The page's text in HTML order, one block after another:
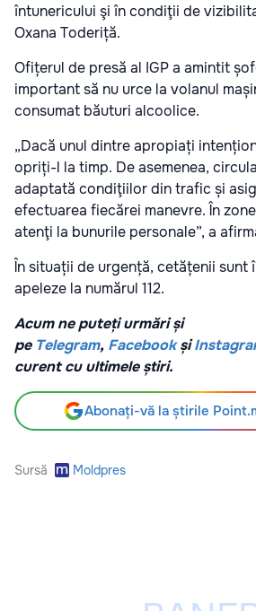
întunericului şi în condiţii de
Oxana Toderiță.
Ofițerul de presă al IGP a amintit
important să nu urce la volanul
consumat băuturi alcoolice.
„Dacă unul dintre apropiați
opriți-l la timp. De asemenea,
adaptată condiţiilor din trafic și
efectuarea fiecărei manevre. În
atenţi la bunurile personale”, a
În situații de urgență, cetățenii sunt
apeleze la numărul 112.
Acum ne puteți urmări și
pe Telegram, Facebook și
curent cu ultimele știri.
Abonați-vă la știrile
Sursă Moldpres